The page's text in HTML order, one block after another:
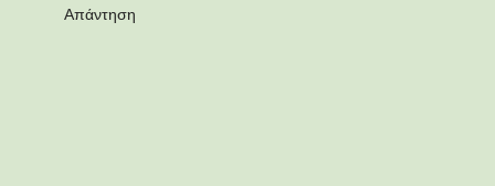
Απάντηση